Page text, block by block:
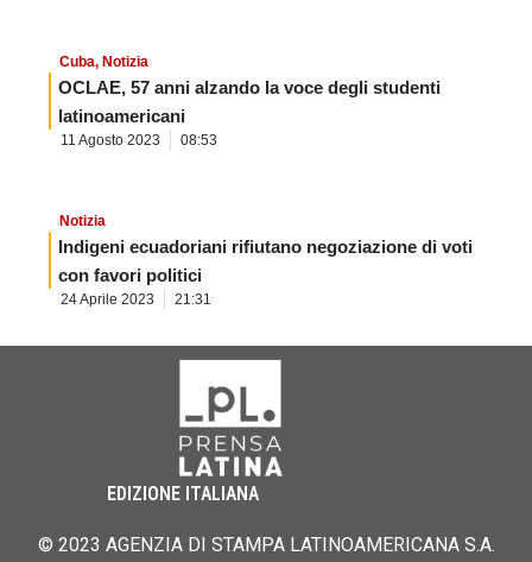
Cuba, Notizia
OCLAE, 57 anni alzando la voce degli studenti
latinoamericani
11 Agosto 2023 08:53
Notizia
Indigeni ecuadoriani rifiutano negoziazione di voti
con favori politici
24 Aprile 2023 21:31
EDIZIONE ITALIANA
© 2023 AGENZIA DI STAMPA LATINOAMERICANA S.A.